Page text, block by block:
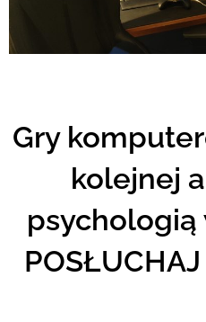
Gry
kolejnej
psychologią